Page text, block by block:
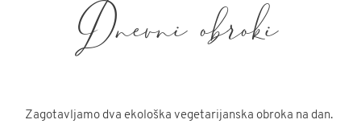
Dnevni obroki
Zagotavljamo dva ekološka vegetarijanska obroka na dan.